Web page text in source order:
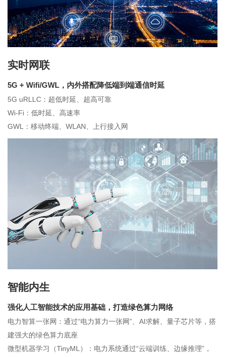
实时网联
5G + Wifi/GWL，内外搭配降低端到端通信时延
5G uRLLC：超低时延、超高可靠
Wi-Fi：低时延、高速率
GWL：移动终端、WLAN、上行接入网
智能内生
强化人工智能技术的应用基础，打造绿色算力网络
电力智算一张网：通过“电力算力一张网”、AI求解、量子芯片等，搭
建强大的绿色算力底座
微型机器学习（TinyML）：电力系统通过“云端训练、边缘推理”，